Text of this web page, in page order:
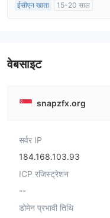
ईसीएन खाता
15-20 साल
वेबसाइट
snapzfx.org
सर्वर IP
184.168.103.93
ICP रजिस्ट्रेशन
--
डोमेन प्रभावी तिथि